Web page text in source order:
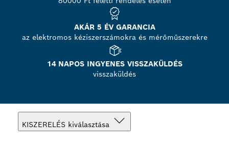
AKÁR 5 ÉV GARANCIA
az elektromos kéziszerszámokra és mérőműszerekre
14 NAPOS INGYENES VISSZAKÜLDÉS
visszaküldés
KISZERELÉS kiválasztása